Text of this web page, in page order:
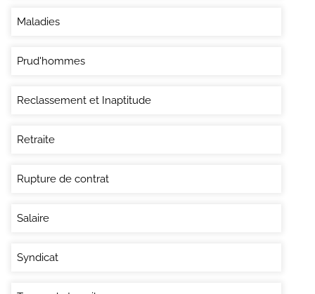
Maladies
Prud'hommes
Reclassement et Inaptitude
Retraite
Rupture de contrat
Salaire
Syndicat